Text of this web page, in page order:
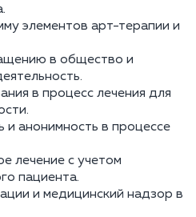
элементов арт-терапии и
в общество и
в процесс лечения для
и анонимность в процессе
лечение с учетом
пациента.
и медицинский надзор в